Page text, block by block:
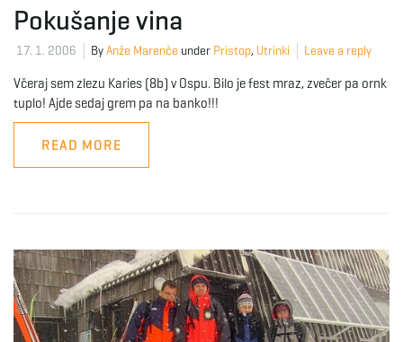
Pokušanje vina
17. 1. 2006 ByAnže Marenče under Pristop, Utrinki Leave a reply
Včeraj sem zlezu Karies (8b) v Ospu. Bilo je fest mraz, zvečer pa ornk
tuplo! Ajde sedaj grem pa na banko!!!
READ MORE